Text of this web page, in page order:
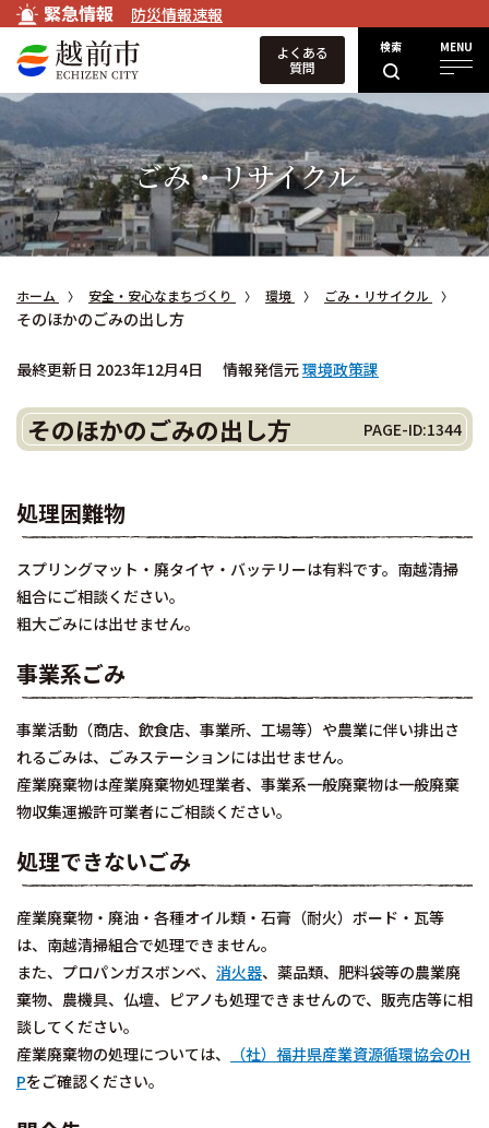
緊急情報 防災情報速報
検索 MENU
よくある
質問
ごみ・リサイクル
ホーム 安全・安心なまちづくり 環境 ごみ・リサイクル
そのほかのごみの出し方
最終更新日 2023年12月4日 情報発信元環境政策課
そのほかのごみの出し方 PAGE-ID:1344
処理困難物
スプリングマット・廃タイヤ・バッテリーは有料です。南越清掃
組合にご相談ください。
粗大ごみには出せません。
事業系ごみ
事業活動（商店、飲食店、事業所、工場等）や農業に伴い排出さ
れるごみは、ごみステーションには出せません。
産業廃棄物は産業廃棄物処理業者、事業系一般廃棄物は一般廃棄
物収集運搬許可業者にご相談ください。
処理できないごみ
産業廃棄物・廃油・各種オイル類・石膏（耐火）ボード・瓦等
は、南越清掃組合で処理できません。
また、プロパンガスボンベ、 消火器、薬品類、肥料袋等の農業廃
棄物、農機具、仏壇、ピアノも処理できませんので、販売店等に相
談してください。
産業廃棄物の処理については、
（社）福井県産業資源循環協会のH
Pをご確認ください。